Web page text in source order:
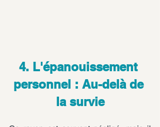
4. L'épanouissement
personnel : Au-delà de
la survie